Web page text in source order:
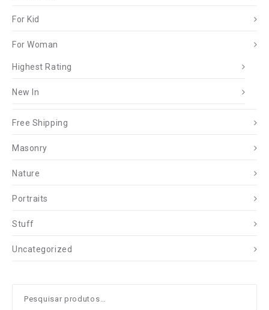
For Kid
For Woman
Highest Rating
New In
Free Shipping
Masonry
Nature
Portraits
Stuff
Uncategorized
por: